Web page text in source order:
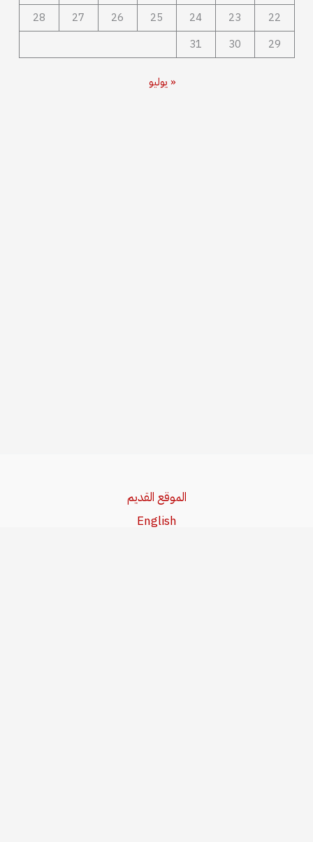
22
23
24
25
26
27
28
29
30
31
« يوليو
الموقع القديم
English